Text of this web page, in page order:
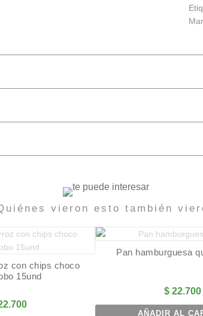
vieron esto también
con chips choco
15und
Pan hamburguesa
$22.700
AÑADIR AL